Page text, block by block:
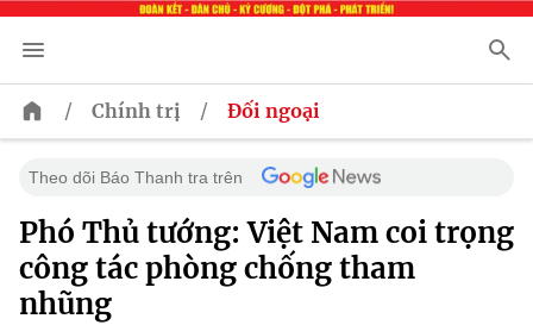
/ Chính trị / Đối ngoại
Theo dõi Báo Thanh tra trên
Phó Thủ tướng: Việt Nam coi trọng
công tác phòng chống tham
nhũng